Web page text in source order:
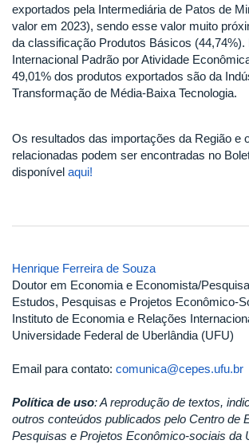
exportados pela Intermediária de Patos de
valor em 2023), sendo esse valor muito
da classificação Produtos Básicos
Internacional Padrão por Atividade
49,01% dos produtos exportados são da
Transformação de Média-Baixa Tecnologia.
Os resultados das importações da Região e
relacionadas podem ser encontradas no
disponível aqui!
Henrique Ferreira de Souza
Doutor em Economia e Economista/
Estudos, Pesquisas e Projetos Econômico-
Instituto de Economia e Relações
Universidade Federal de Uberlândia (UFU)
Email para contato: comunica@cepes.ufu.br
Política de uso: A reprodução de textos,
outros conteúdos publicados pelo Centro de
Pesquisas e Projetos Econômico-sociais da